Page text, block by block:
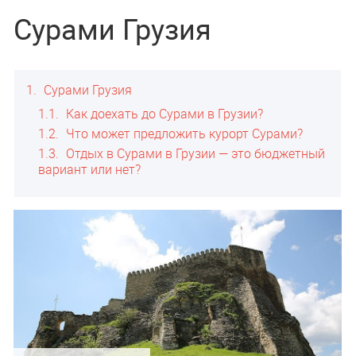
Сурами Грузия
1
Сурами Грузия
1.1
Как доехать до Сурами в Грузии?
1.2
Что может предложить курорт Сурами?
1.3
Отдых в Сурами в Грузии — это бюджетный
вариант или нет?